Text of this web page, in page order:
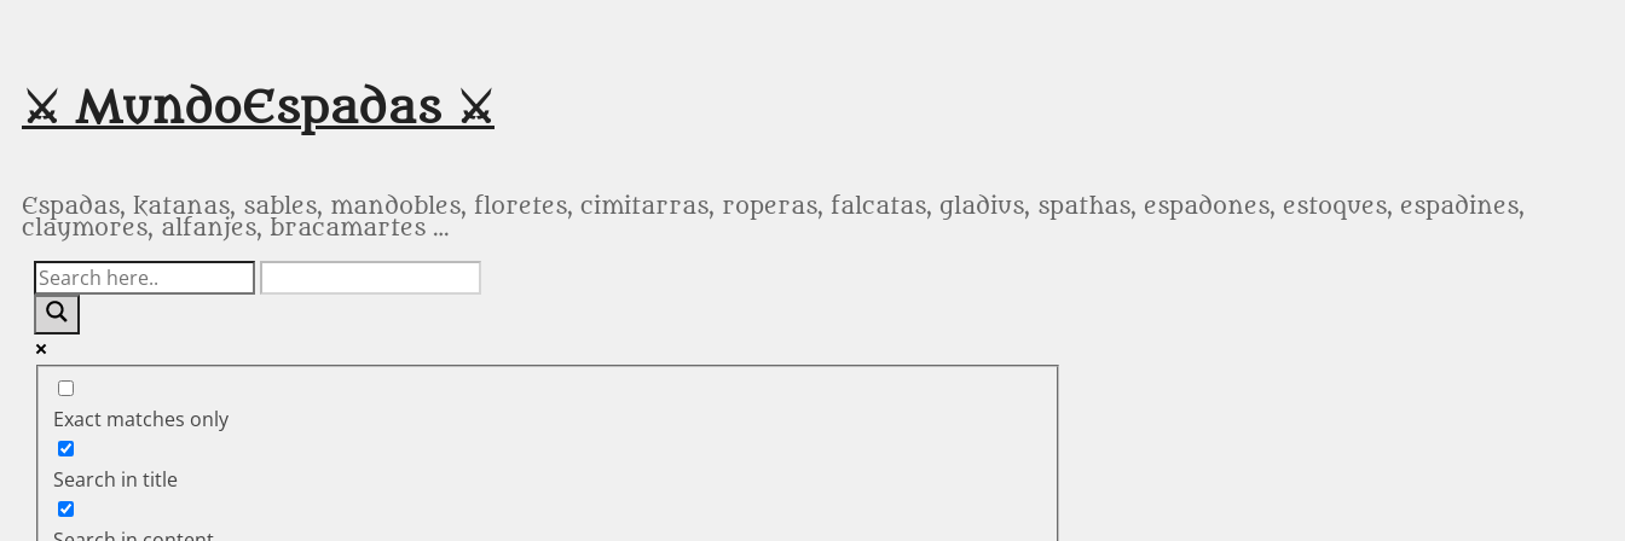
contenido
⚔️ MundoEspadas ⚔️
Espadas, katanas, sables, mandobles, floretes, cimitarras, roperas, falcatas, gladius, spathas, espadones, estoques, espadines,
claymores, alfanjes, bracamartes …
Exact matches only
Search in title